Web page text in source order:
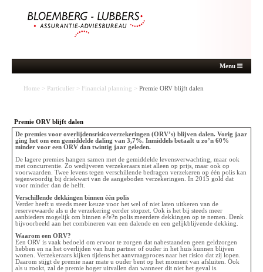
Menu
Home > Particulier > Financial planning > Premie ORV blijft dalen
Premie ORV blijft dalen
De premies voor overlijdensrisicoverzekeringen (ORV’s) blijven dalen. Vorig jaar
ging het om een gemiddelde daling van 3,7%. Inmiddels betaalt u zo’n 60%
minder voor een ORV dan twintig jaar geleden.
De lagere premies hangen samen met de gemiddelde levensverwachting, maar ook
met concurrentie. Zo wedijveren verzekeraars niet alleen op prijs, maar ook op
voorwaarden. Twee levens tegen verschillende bedragen verzekeren op één polis kan
tegenwoordig bij driekwart van de aangeboden verzekeringen. In 2015 gold dat
voor minder dan de helft.
Verschillende dekkingen binnen één polis
Verder heeft u steeds meer keuze voor het wel of niet laten uitkeren van de
reservewaarde als u de verzekering eerder stopzet. Ook is het bij steeds meer
aanbieders mogelijk om binnen e?e?n polis meerdere dekkingen op te nemen. Denk
bijvoorbeeld aan het combineren van een dalende en een gelijkblijvende dekking.
Waarom een ORV?
Een ORV is vaak bedoeld om ervoor te zorgen dat nabestaanden geen geldzorgen
hebben en na het overlijden van hun partner of ouder in het huis kunnen blijven
wonen. Verzekeraars kijken tijdens het aanvraagproces naar het risico dat zij lopen.
Daarom stijgt de premie naar mate u ouder bent op het moment van afsluiten. Ook
als u rookt, zal de premie hoger uitvallen dan wanneer dit niet het geval is.